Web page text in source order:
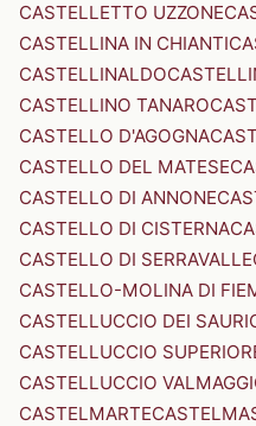
CASTELLETTO UZZONE
CASTELLINA IN CHIANTI
CASTELLINALDO
CASTELLINO TANARO
CASTELLO D'AGOGNA
CASTELLO DEL MATESE
CASTELLO DI ANNONE
CASTELLO DI CISTERNA
CASTELLO DI SERRAVALLE
CASTELLO-MOLINA DI
CASTELLUCCIO DEI SAURI
CASTELLUCCIO
CASTELLUCCIO
CASTELMARTE